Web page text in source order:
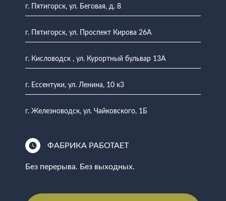
г. Пятигорск, ул. Беговая, д. 8
г. Пятигорск, ул. Проспект Кирова 26А
г. Кисловодск , ул. Курортный бульвар 13А
г. Ессентуки, ул. Ленина, 10 к3
г. Железноводск, ул. Чайковского, 1Б
ФАБРИКА РАБОТАЕТ
Без перерыва. Без выходных.